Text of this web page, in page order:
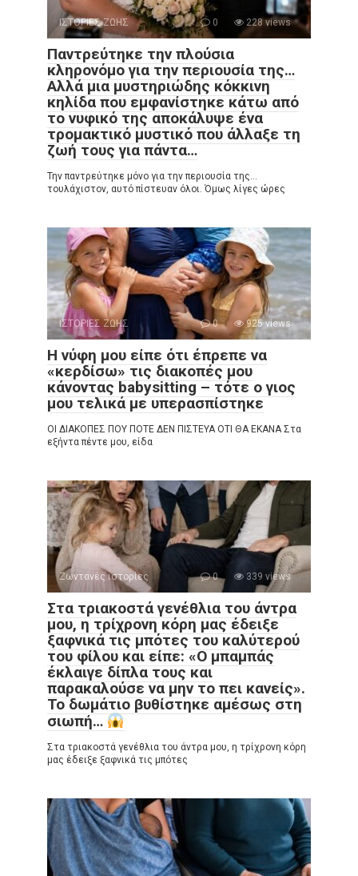
ΙΣΤΟΡΙΕΣ ΖΩΗΣ 0 228 views
Παντρεύτηκε την πλούσια
κληρονόμο για την περιουσία της…
Αλλά μια μυστηριώδης κόκκινη
κηλίδα που εμφανίστηκε κάτω από
το νυφικό της αποκάλυψε ένα
τρομακτικό μυστικό που άλλαξε τη
ζωή τους για πάντα…
Την παντρεύτηκε μόνο για την περιουσία της…
τουλάχιστον, αυτό πίστευαν όλοι. Όμως λίγες ώρες
ΙΣΤΟΡΙΕΣ ΖΩΗΣ 0 925 views
Η νύφη μου είπε ότι έπρεπε να
«κερδίσω» τις διακοπές μου
κάνοντας babysitting – τότε ο γιος
μου τελικά με υπερασπίστηκε
ΟΙ ΔΙΑΚΟΠΕΣ ΠΟΥ ΠΟΤΕ ΔΕΝ ΠΙΣΤΕΥΑ ΟΤΙ ΘΑ ΕΚΑΝΑ Στα
εξήντα πέντε μου, είδα
Ζωντανές ιστορίες 0 339 views
Στα τριακοστά γενέθλια του άντρα
μου, η τρίχρονη κόρη μας έδειξε
ξαφνικά τις μπότες του καλύτερού
του φίλου και είπε: «Ο μπαμπάς
έκλαιγε δίπλα τους και
παρακαλούσε να μην το πει κανείς».
Το δωμάτιο βυθίστηκε αμέσως στη
σιωπή…
Στα τριακοστά γενέθλια του άντρα μου, η τρίχρονη κόρη
μας έδειξε ξαφνικά τις μπότες